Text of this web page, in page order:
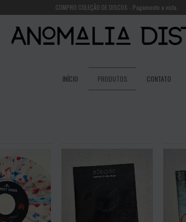
COMPRO COLEÇÃO DE DISCOS - Pagamento a vista.
INÍCIO PRODUTOS CONTATO